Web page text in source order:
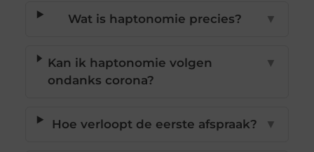
Wat is haptonomie precies? ▼
Kan ik haptonomie volgen
ondanks corona?
▼
Hoe verloopt de eerste afspraak? ▼